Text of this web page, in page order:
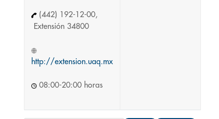
(442) 192-12-00,
Extensión 34800
http://extension.uaq.mx
08:00-20:00 horas